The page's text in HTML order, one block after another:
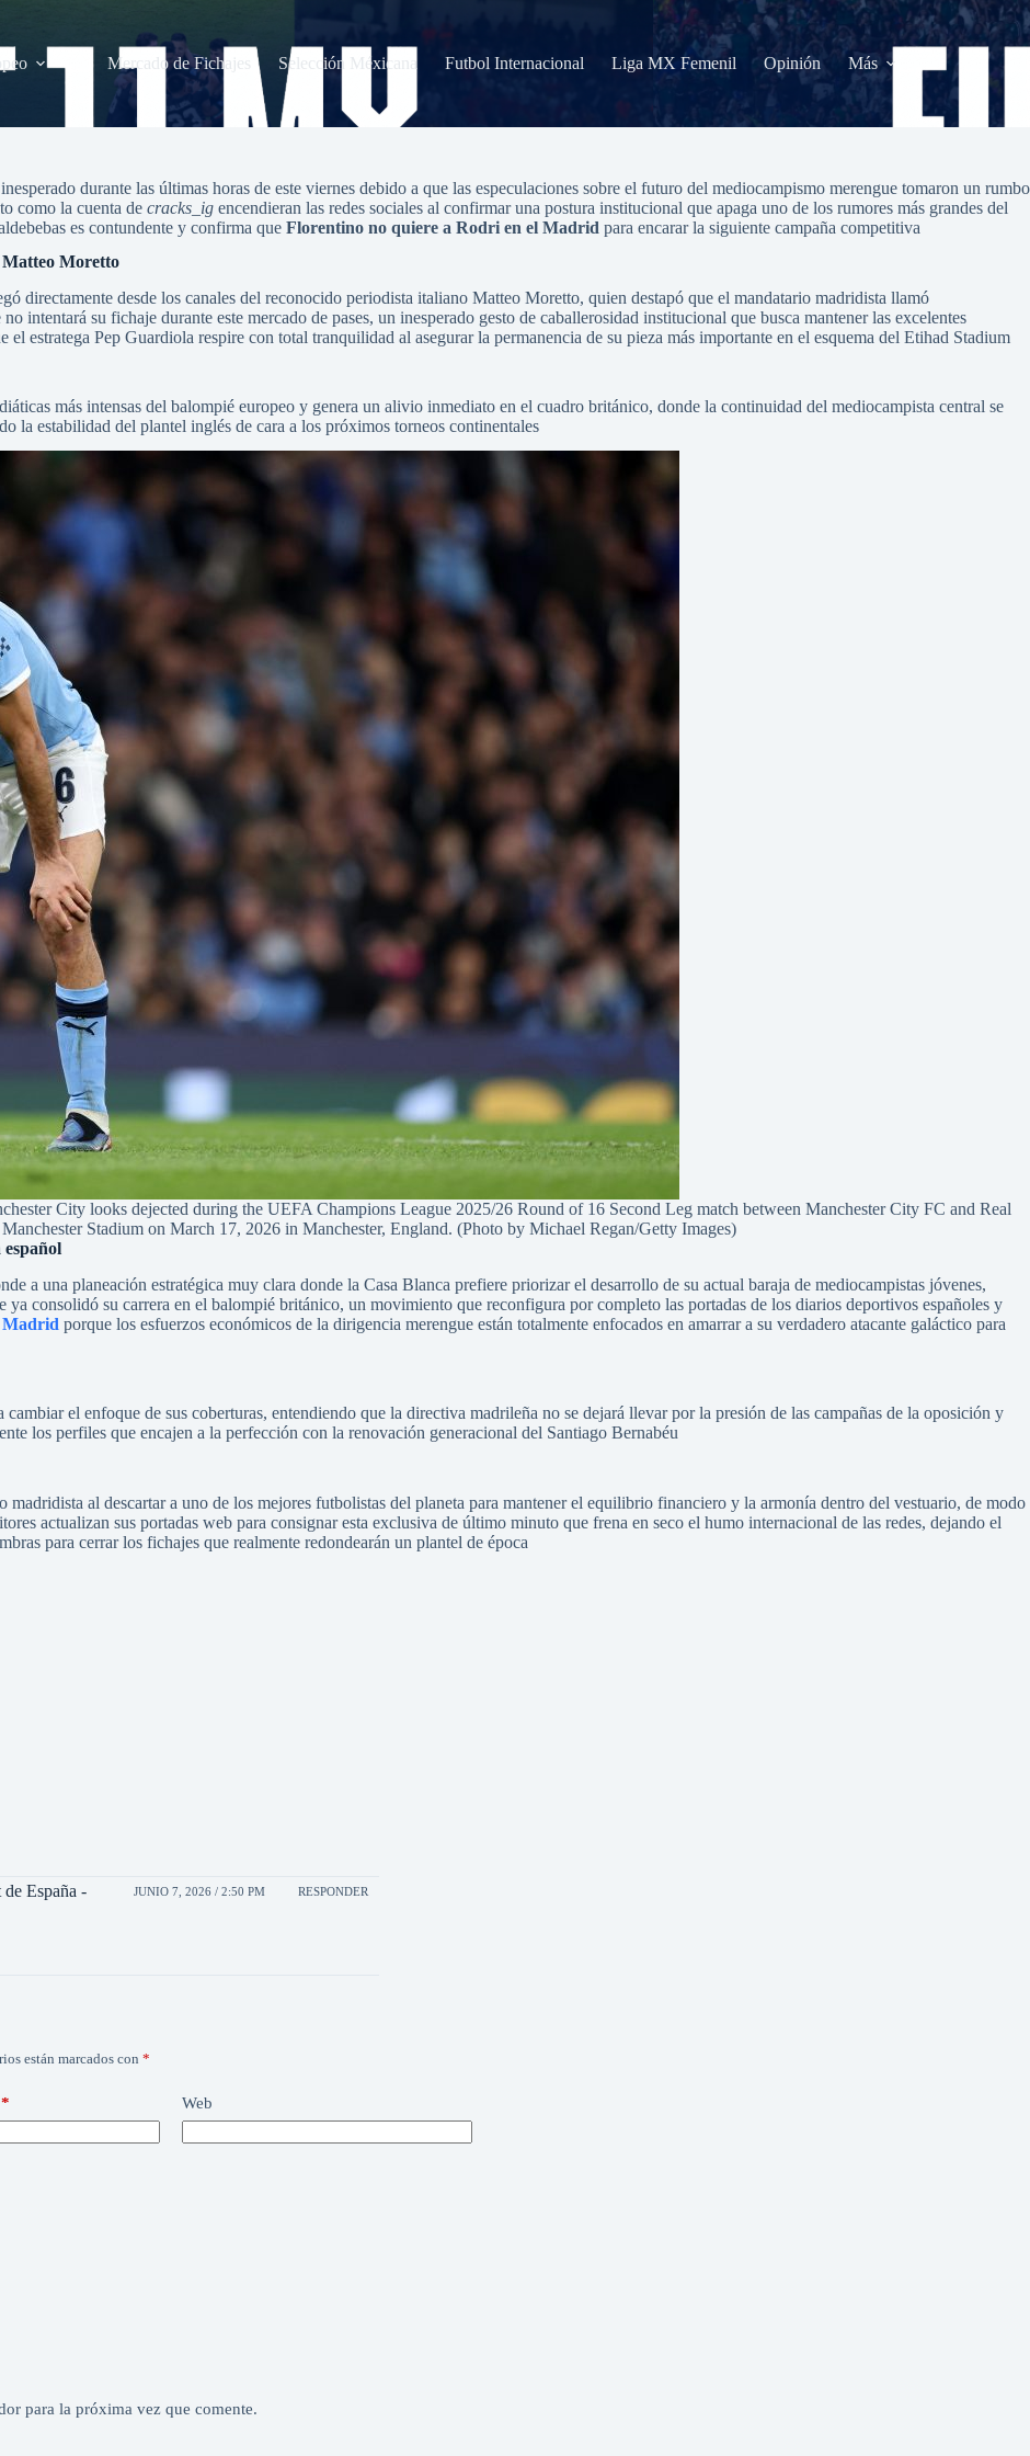
Mercado de Fichajes Selección Méxicana Futbol Internacional Liga MX Femenil Opinión Más
durante las últimas horas de este viernes debido a que las especulaciones sobre el futuro del mediocampismo merengue tomaron un rumbo
como la cuenta de cracks_ig encendieran las redes sociales al confirmar una postura institucional que apaga uno de los rumores más grandes del
es contundente y confirma que Florentino no quiere a Rodri en el Madrid para encarar la siguiente campaña competitiva
Matteo Moretto
directamente desde los canales del reconocido periodista italiano Matteo Moretto, quien destapó que el mandatario madridista llamó
intentará su fichaje durante este mercado de pases, un inesperado gesto de caballerosidad institucional que busca mantener las excelentes
estratega Pep Guardiola respire con total tranquilidad al asegurar la permanencia de su pieza más importante en el esquema del Etihad Stadium
más intensas del balompié europeo y genera un alivio inmediato en el cuadro británico, donde la continuidad del mediocampista central se
la estabilidad del plantel inglés de cara a los próximos torneos continentales
City looks dejected during the UEFA Champions League 2025/26 Round of 16 Second Leg match between Manchester City FC and Real
Stadium on March 17, 2026 in Manchester, England. (Photo by Michael Regan/Getty Images)
a una planeación estratégica muy clara donde la Casa Blanca prefiere priorizar el desarrollo de su actual baraja de mediocampistas jóvenes,
consolidó su carrera en el balompié británico, un movimiento que reconfigura por completo las portadas de los diarios deportivos españoles y
Madrid porque los esfuerzos económicos de la dirigencia merengue están totalmente enfocados en amarrar a su verdadero atacante galáctico para
el enfoque de sus coberturas, entendiendo que la directiva madrileña no se dejará llevar por la presión de las campañas de la oposición y
los perfiles que encajen a la perfección con la renovación generacional del Santiago Bernabéu
al descartar a uno de los mejores futbolistas del planeta para mantener el equilibrio financiero y la armonía dentro del vestuario, de modo
actualizan sus portadas web para consignar esta exclusiva de último minuto que frena en seco el humo internacional de las redes, dejando el
para cerrar los fichajes que realmente redondearán un plantel de época
España - JUNIO 7, 2026 / 2:50 PM RESPONDER
están marcados con *
* Web
para la próxima vez que comente.